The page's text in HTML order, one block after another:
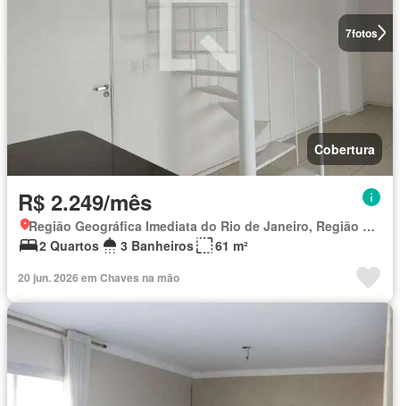
7fotos
Cobertura
R$ 2.249/mês
Região Geográfica Imediata do Rio de Janeiro, Região Metropolitana do Rio de Janeiro
2 Quartos
3 Banheiros 61 m²
20 jun. 2026 em Chaves na mão